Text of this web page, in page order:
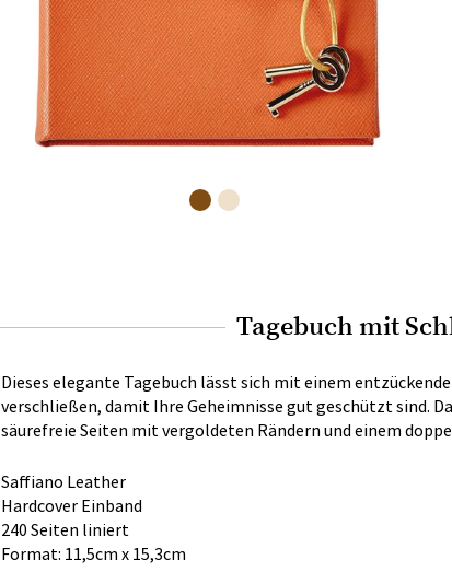
Tagebuch mit
Dieses elegante Tagebuch lässt sich mit einem
verschließen, damit Ihre Geheimnisse gut geschützt sind.
säurefreie Seiten mit vergoldeten Rändern und einem
Saffiano Leather
Hardcover Einband
240 Seiten liniert
Format: 11,5cm x 15,3cm